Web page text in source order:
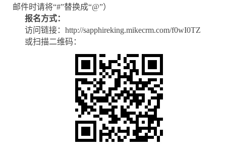
邮件时请将“#”替换成“@”）
报名方式：
访问链接： http://sapphireking.mikecrm.com/f0wI0TZ
或扫描二维码：